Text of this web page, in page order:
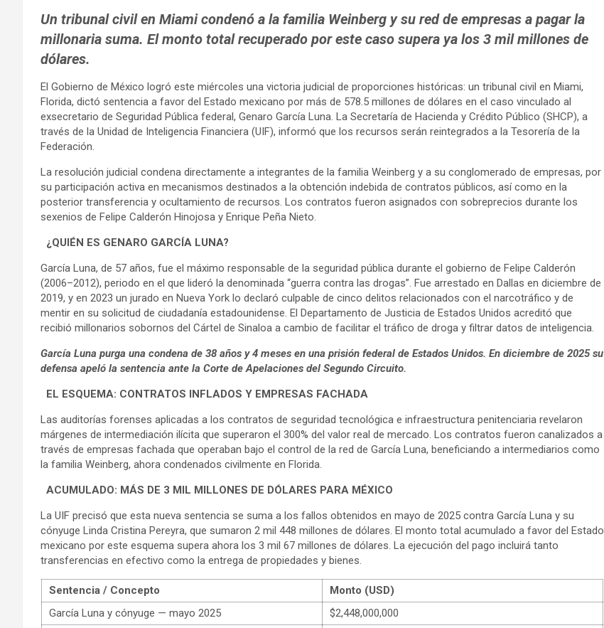
Un tribunal civil en Miami condenó a la familia Weinberg y su red de empresas a pagar la
millonaria suma. El monto total recuperado por este caso supera ya los 3 mil millones de
dólares.
El Gobierno de México logró este miércoles una victoria judicial de proporciones históricas: un tribunal civil en Miami,
Florida, dictó sentencia a favor del Estado mexicano por más de 578.5 millones de dólares en el caso vinculado al
exsecretario de Seguridad Pública federal, Genaro García Luna. La Secretaría de Hacienda y Crédito Público (SHCP), a
través de la Unidad de Inteligencia Financiera (UIF), informó que los recursos serán reintegrados a la Tesorería de la
Federación.
La resolución judicial condena directamente a integrantes de la familia Weinberg y a su conglomerado de empresas, por
su participación activa en mecanismos destinados a la obtención indebida de contratos públicos, así como en la
posterior transferencia y ocultamiento de recursos. Los contratos fueron asignados con sobreprecios durante los
sexenios de Felipe Calderón Hinojosa y Enrique Peña Nieto.
¿QUIÉN ES GENARO GARCÍA LUNA?
García Luna, de 57 años, fue el máximo responsable de la seguridad pública durante el gobierno de Felipe Calderón
(2006–2012), periodo en el que lideró la denominada “guerra contra las drogas”. Fue arrestado en Dallas en diciembre de
2019, y en 2023 un jurado en Nueva York lo declaró culpable de cinco delitos relacionados con el narcotráfico y de
mentir en su solicitud de ciudadanía estadounidense. El Departamento de Justicia de Estados Unidos acreditó que
recibió millonarios sobornos del Cártel de Sinaloa a cambio de facilitar el tráfico de droga y filtrar datos de inteligencia.
García Luna purga una condena de 38 años y 4 meses en una prisión federal de Estados Unidos. En diciembre de 2025 su
defensa apeló la sentencia ante la Corte de Apelaciones del Segundo Circuito.
EL ESQUEMA: CONTRATOS INFLADOS Y EMPRESAS FACHADA
Las auditorías forenses aplicadas a los contratos de seguridad tecnológica e infraestructura penitenciaria revelaron
márgenes de intermediación ilícita que superaron el 300% del valor real de mercado. Los contratos fueron canalizados a
través de empresas fachada que operaban bajo el control de la red de García Luna, beneficiando a intermediarios como
la familia Weinberg, ahora condenados civilmente en Florida.
ACUMULADO: MÁS DE 3 MIL MILLONES DE DÓLARES PARA MÉXICO
La UIF precisó que esta nueva sentencia se suma a los fallos obtenidos en mayo de 2025 contra García Luna y su
cónyuge Linda Cristina Pereyra, que sumaron 2 mil 448 millones de dólares. El monto total acumulado a favor del Estado
mexicano por este esquema supera ahora los 3 mil 67 millones de dólares. La ejecución del pago incluirá tanto
transferencias en efectivo como la entrega de propiedades y bienes.
Sentencia / Concepto
Monto (USD)
García Luna y cónyuge — mayo 2025
$2,448,000,000